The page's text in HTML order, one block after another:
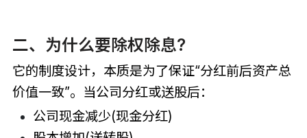
二、为什么要除权除息?
它的制度设计，本质是为了保证“分红前后资产总
价值一致”。当公司分红或送股后：
公司现金减少(现金分红)